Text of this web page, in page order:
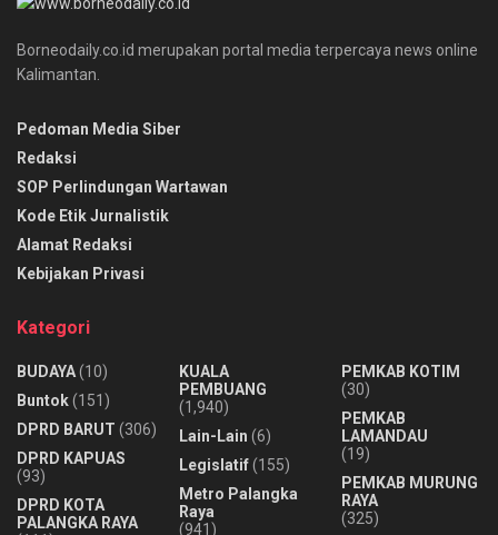
Borneodaily.co.id merupakan portal media terpercaya news online
Kalimantan.
Pedoman Media Siber
Redaksi
SOP Perlindungan Wartawan
Kode Etik Jurnalistik
Alamat Redaksi
Kebijakan Privasi
Kategori
BUDAYA(10)
Buntok(151)
DPRD BARUT (306)
DPRD KAPUAS
(93)
DPRD KOTA
PALANGKA RAYA
KUALA
PEMBUANG
(1,940)
Lain-Lain (6)
Legislatif(155)
Metro Palangka
Raya
(941)
PEMKAB KOTIM
(30)
PEMKAB
LAMANDAU
(19)
PEMKAB MURUNG
RAYA
(325)